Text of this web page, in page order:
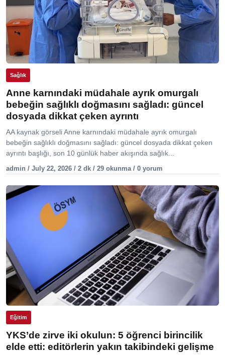
Sağlık
Anne karnındaki müdahale ayrık omurgalı
bebeğin sağlıklı doğmasını sağladı: güncel
dosyada dikkat çeken ayrıntı
AA kaynak görseli Anne karnındaki müdahale ayrık omurgalı
bebeğin sağlıklı doğmasını sağladı: güncel dosyada dikkat çeken
ayrıntı başlığı, son 10 günlük haber akışında sağlık...
admin / July 22, 2026 / 2 dk / 29 okunma / 0 yorum
Eğitim
YKS’de zirve iki okulun: 5 öğrenci birincilik
elde etti: editörlerin yakın takibindeki gelişme